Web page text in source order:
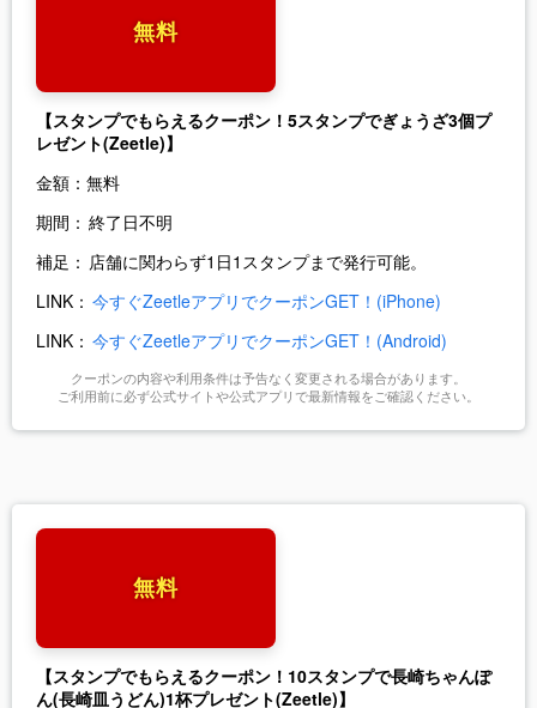
無料
【スタンプでもらえるクーポン！5スタンプでぎょうざ3個プ
レゼント(Zeetle)】
金額： 無料
期間： 終了日不明
補足： 店舗に関わらず1日1スタンプまで発行可能。
LINK： 今すぐZeetleアプリでクーポンGET！(iPhone)
LINK： 今すぐZeetleアプリでクーポンGET！(Android)
クーポンの内容や利用条件は予告なく変更される場合があります。
ご利用前に必ず公式サイトや公式アプリで最新情報をご確認ください。
無料
【スタンプでもらえるクーポン！10スタンプで長崎ちゃんぽ
ん(長崎皿うどん)1杯プレゼント(Zeetle)】